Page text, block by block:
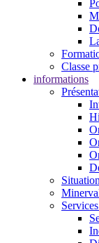
Classe
informations
Situation